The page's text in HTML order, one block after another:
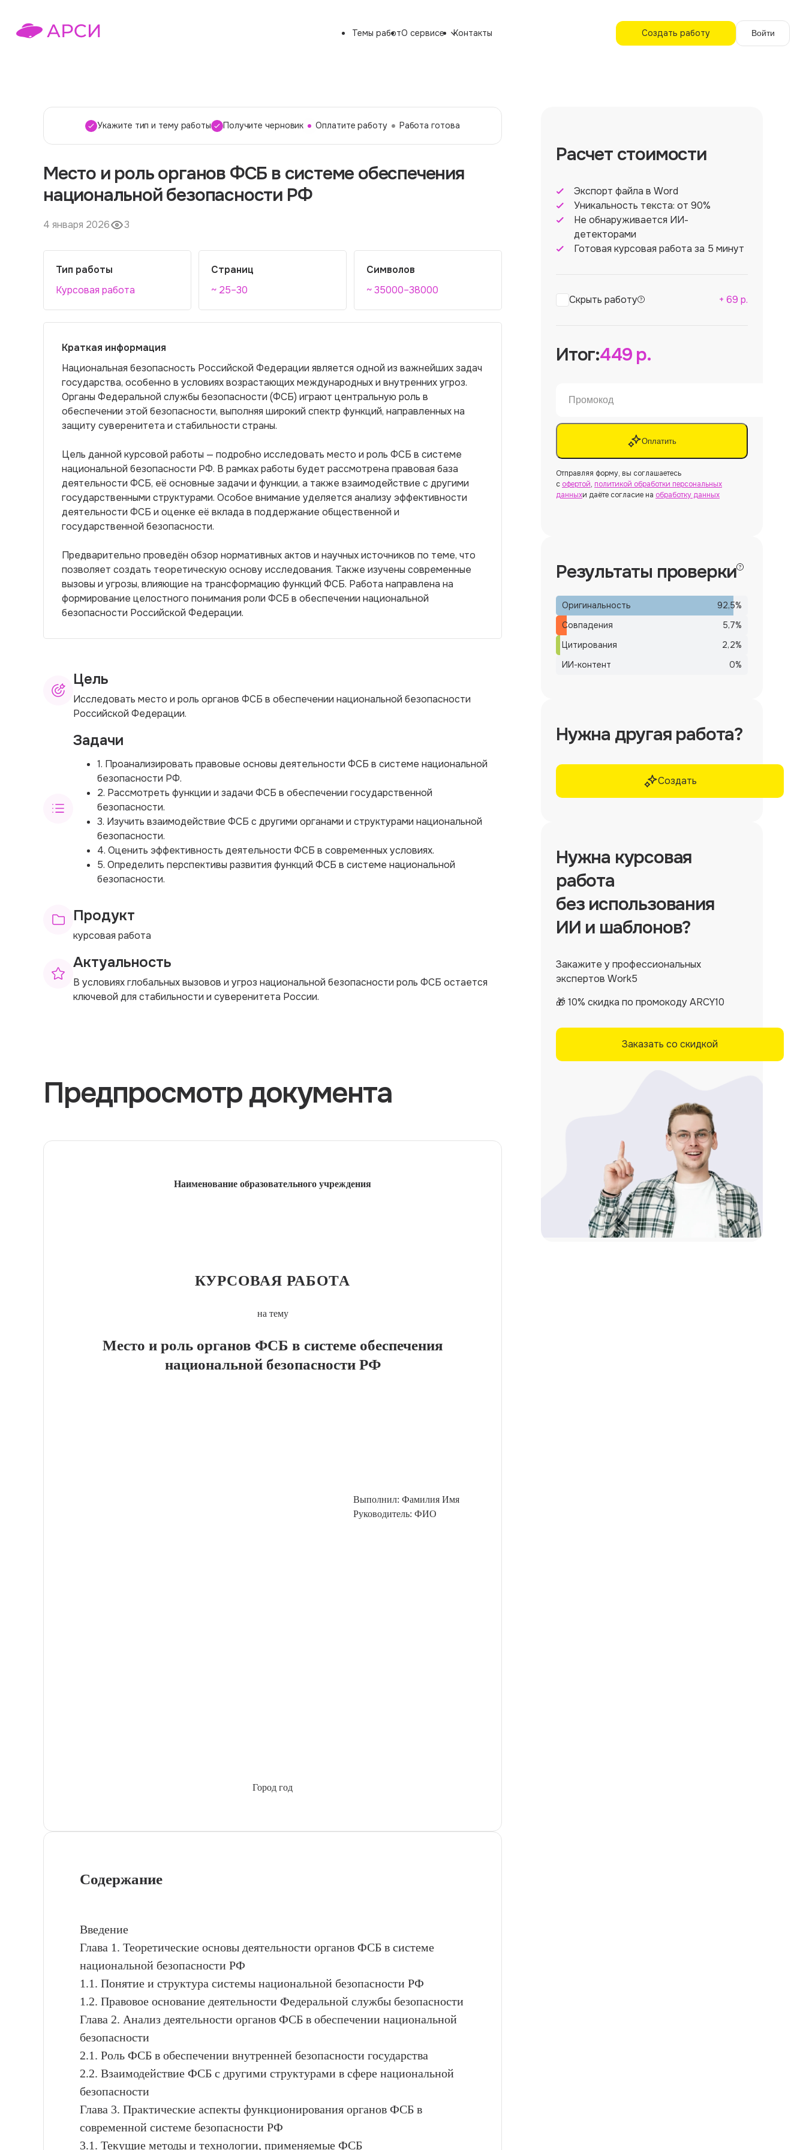
Темы работО сервисе Контакты Создать работу Войти
Укажите тип и тему работы Получите черновик Оплатите работу Работа готова
Место и роль органов ФСБ в системе обеспечения
национальной безопасности РФ
4 января 2026 3
Тип работы
Курсовая работа
Страниц
~ 25–30
Символов
~ 35000–38000
Краткая информация
Национальная безопасность Российской Федерации является одной из важнейших задач
государства, особенно в условиях возрастающих международных и внутренних угроз.
Органы Федеральной службы безопасности (ФСБ) играют центральную роль в
обеспечении этой безопасности, выполняя широкий спектр функций, направленных на
защиту суверенитета и стабильности страны.
Цель данной курсовой работы — подробно исследовать место и роль ФСБ в системе
национальной безопасности РФ. В рамках работы будет рассмотрена правовая база
деятельности ФСБ, её основные задачи и функции, а также взаимодействие с другими
государственными структурами. Особое внимание уделяется анализу эффективности
деятельности ФСБ и оценке её вклада в поддержание общественной и
государственной безопасности.
Предварительно проведён обзор нормативных актов и научных источников по теме, что
позволяет создать теоретическую основу исследования. Также изучены современные
вызовы и угрозы, влияющие на трансформацию функций ФСБ. Работа направлена на
формирование целостного понимания роли ФСБ в обеспечении национальной
безопасности Российской Федерации.
Цель
Исследовать место и роль органов ФСБ в обеспечении национальной безопасности
Российской Федерации.
Задачи
1. Проанализировать правовые основы деятельности ФСБ в системе национальной
безопасности РФ.
2. Рассмотреть функции и задачи ФСБ в обеспечении государственной
безопасности.
3. Изучить взаимодействие ФСБ с другими органами и структурами национальной
безопасности.
4. Оценить эффективность деятельности ФСБ в современных условиях.
5. Определить перспективы развития функций ФСБ в системе национальной
безопасности.
Продукт
курсовая работа
Актуальность
В условиях глобальных вызовов и угроз национальной безопасности роль ФСБ остается
ключевой для стабильности и суверенитета России.
Предпросмотр документа
Наименование образовательного учреждения
КУРСОВАЯ РАБОТА
на тему
Место и роль органов ФСБ в системе обеспечения
национальной безопасности РФ
Выполнил: Фамилия Имя
Руководитель: ФИО
Город год
Содержание
Введение
Глава 1. Теоретические основы деятельности органов ФСБ в системе
национальной безопасности РФ
1.1. Понятие и структура системы национальной безопасности РФ
1.2. Правовое основание деятельности Федеральной службы безопасности
Глава 2. Анализ деятельности органов ФСБ в обеспечении национальной
безопасности
2.1. Роль ФСБ в обеспечении внутренней безопасности государства
2.2. Взаимодействие ФСБ с другими структурами в сфере национальной
безопасности
Глава 3. Практические аспекты функционирования органов ФСБ в
современной системе безопасности РФ
3.1. Текущие методы и технологии, применяемые ФСБ
Расчет стоимости
Экспорт файла в Word
Уникальность текста: от 90%
Не обнаруживается ИИ-
детекторами
Готовая курсовая работа за 5 минут
Скрыть работу + 69 р.
Итог:449р.
Оплатить
Отправляя форму, вы соглашаетесь
с офертой, политикой обработки персональных
данныхи даёте согласие на обработку данных
Результаты проверки
Оригинальность 92,5%
Совпадения
5,7%
Цитирования
2,2%
ИИ-контент
0%
Нужна другая работа?
Создать
Нужна курсовая
работа
без использования
ИИ и шаблонов?
Закажите у профессиональных
экспертов Work5
🎁 10% скидка по промокоду ARCY10
Заказать со скидкой